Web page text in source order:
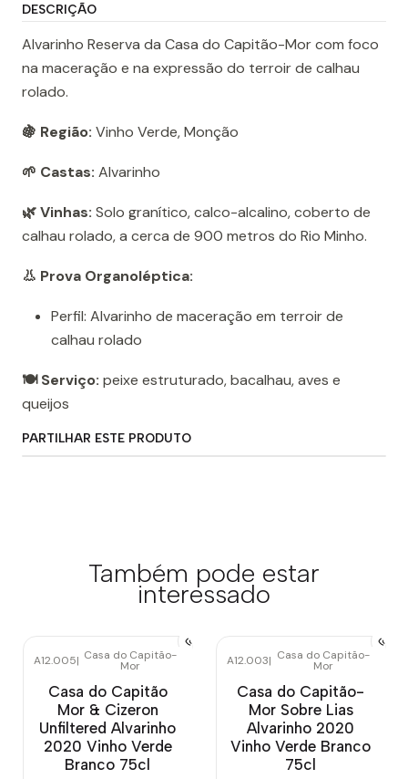
DESCRIÇÃO
Alvarinho Reserva da Casa do Capitão-Mor com foco
na maceração e na expressão do terroir de calhau
rolado.
🍇 Região: Vinho Verde, Monção
🌱 Castas: Alvarinho
🌿 Vinhas: Solo granítico, calco-alcalino, coberto de
calhau rolado, a cerca de 900 metros do Rio Minho.
👃 Prova Organoléptica:
Perfil: Alvarinho de maceração em terroir de
calhau rolado
🍽️ Serviço: peixe estruturado, bacalhau, aves e
queijos
PARTILHAR ESTE PRODUTO
Também pode estar
interessado
A12.005| Casa do Capitão-
Mor
Casa do Capitão
Mor & Cizeron
Unfiltered Alvarinho
2020 Vinho Verde
Branco 75cl
A12.003| Casa do Capitão-
Mor
Casa do Capitão-
Mor Sobre Lias
Alvarinho 2020
Vinho Verde Branco
75cl